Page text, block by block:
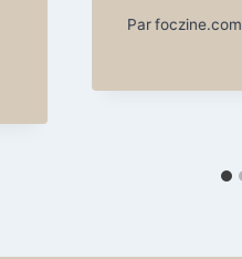
Par foczine.com